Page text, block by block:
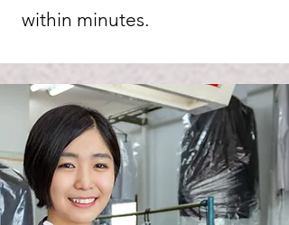
within minutes.